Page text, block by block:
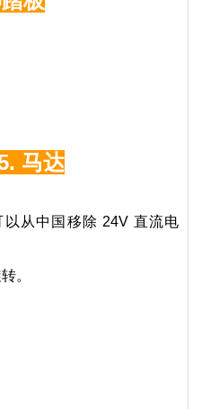
马达
从中国移除 24V 直流电
。